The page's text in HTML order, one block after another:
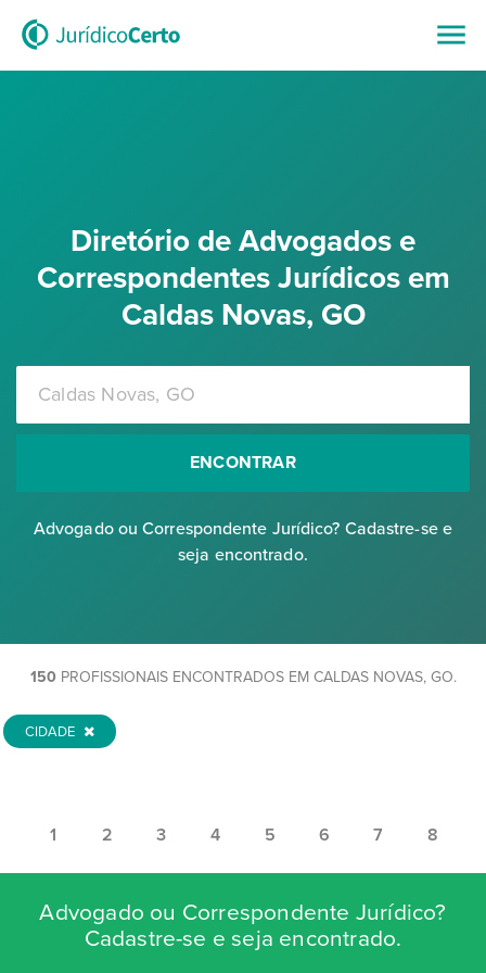
Diretório de Advogados e
Correspondentes Jurídicos em
Caldas Novas, GO
ENCONTRAR
Advogado ou Correspondente Jurídico? Cadastre-se e
seja encontrado.
150 PROFISSIONAIS ENCONTRADOS EM CALDAS NOVAS, GO.
CIDADE
1 2 3 4 5 6 7 8
Advogado ou Correspondente Jurídico?
Cadastre-se e seja encontrado.